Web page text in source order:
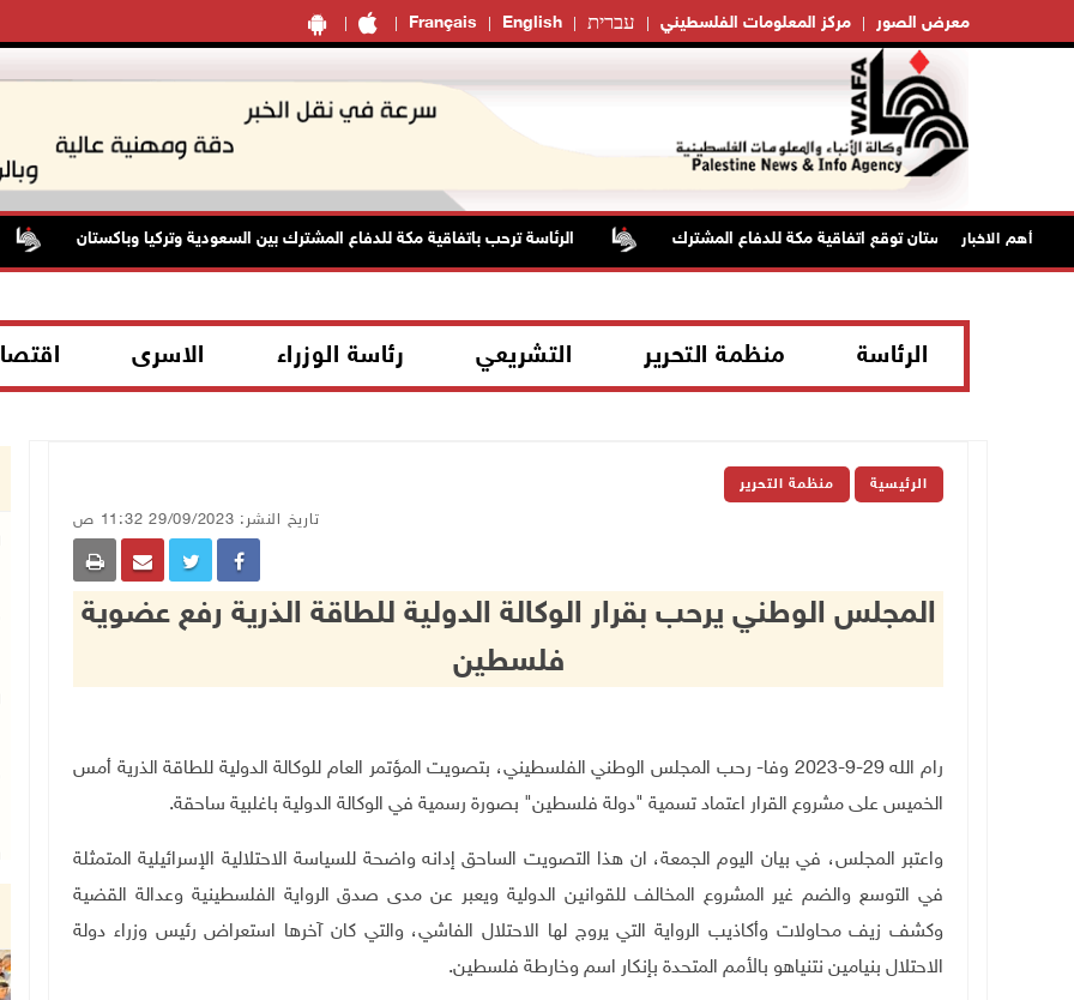
Français English עברית مركز المعلومات الفلسطيني معرض الصور
أهم الاخبار
وتركيا وباكستان توقع اتفاقية مكة للدفاع المشترك الرئاسة ترحب باتفاقية مكة للدفاع المشترك بين السعودية وتركيا وباكستان
الرئاسة منظمة التحرير التشريعي رئاسة الوزراء الاسرى
الرئيسية منظمة التحرير
تاريخ النشر: 29/09/2023 11:32 ص
المجلس الوطني يرحب بقرار الوكالة الدولية للطاقة الذرية رفع عضوية
فلسطين
رام الله 29-9-2023 وفا- رحب المجلس الوطني الفلسطيني، بتصويت المؤتمر العام للوكالة الدولية للطاقة الذرية أمس
الخميس على مشروع القرار اعتماد تسمية "دولة فلسطين" بصورة رسمية في الوكالة الدولية باغلبية ساحقة.
واعتبر المجلس، في بيان اليوم الجمعة، ان هذا التصويت الساحق إدانه واضحة للسياسة الاحتلالية الإسرائيلية المتمثلة
في التوسع والضم غير المشروع المخالف للقوانين الدولية ويعبر عن مدى صدق الرواية الفلسطينية وعدالة القضية
وكشف زيف محاولات وأكاذيب الرواية التي يروج لها الاحتلال الفاشي، والتي كان آخرها استعراض رئيس وزراء دولة
الاحتلال بنيامين نتنياهو بالأمم المتحدة بإنكار اسم وخارطة فلسطين.